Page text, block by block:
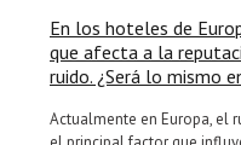
En los hoteles de
que afecta a la
ruido. ¿Será lo mismo
Actualmente en Europa, el